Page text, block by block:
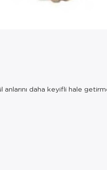
daha keyifli hale